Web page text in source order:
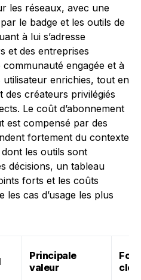
les réseaux, avec une
le badge et les outils de
à lui s’adresse
et des entreprises
engagée et à
enrichies, tout en
des créateurs privilégiés
Le coût d’abonnement
est compensé par des
fortement du contexte
les outils sont
décisions, un tableau
forts et les coûts
les cas d’usage les plus
Principale
valeur
clés